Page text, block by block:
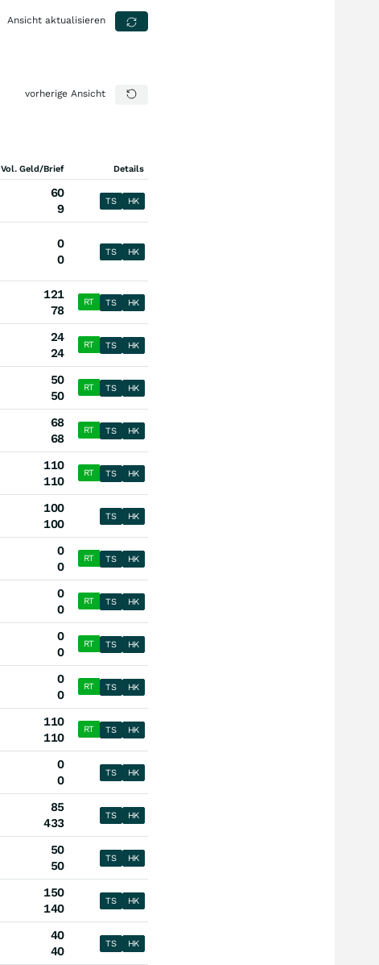
Ansicht aktualisieren
vorherige Ansicht
Vol. Geld/Brief Details
60
9
TS HK
0
0
TS HK
121
78
RT TS HK
24
24
RT TS HK
50
50
RT TS HK
68
68
RT TS HK
110
110
RT TS HK
100
100
TS HK
0
0
RT TS HK
0
0
RT TS HK
0
0
RT TS HK
0
0
RT TS HK
110
110
RT TS HK
0
0
TS HK
85
433
TS HK
50
50
TS HK
150
140
TS HK
40
40
TS HK